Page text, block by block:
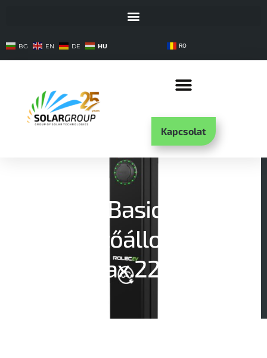
BG EN DE HU RO
Kapcsolat
Rolec BasicCharge
töltőállomás
(Max.22kW)